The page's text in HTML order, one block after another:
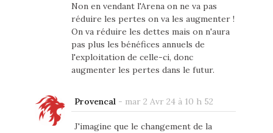
Non en vendant l'Arena on ne va pas
réduire les pertes on va les augmenter !
On va réduire les dettes mais on n'aura
pas plus les bénéfices annuels de
l'exploitation de celle-ci, donc
augmenter les pertes dans le futur.
Provencal- mar 2 Avr 24 à 10 h 52
J'imagine que le changement de la